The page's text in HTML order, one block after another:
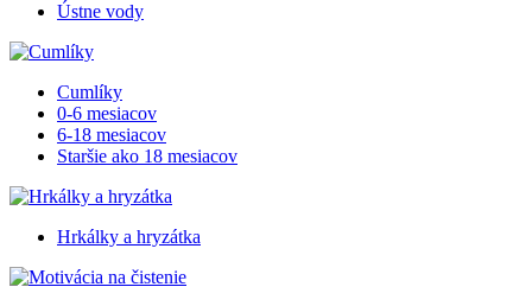
Ústne vody
Cumlíky
0-6 mesiacov
6-18 mesiacov
Staršie ako 18 mesiacov
Hrkálky a hryzátka